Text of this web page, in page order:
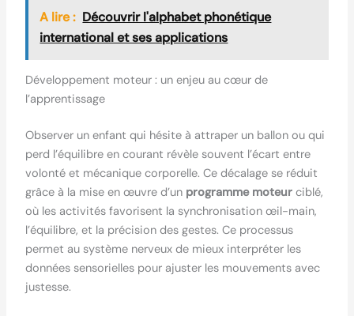
A lire : Découvrir l'alphabet phonétique
international et ses applications
Développement moteur : un enjeu au cœur de
l’apprentissage
Observer un enfant qui hésite à attraper un ballon ou qui
perd l’équilibre en courant révèle souvent l’écart entre
volonté et mécanique corporelle. Ce décalage se réduit
grâce à la mise en œuvre d’un programme moteurciblé,
où les activités favorisent la synchronisation œil-main,
l’équilibre, et la précision des gestes. Ce processus
permet au système nerveux de mieux interpréter les
données sensorielles pour ajuster les mouvements avec
justesse.